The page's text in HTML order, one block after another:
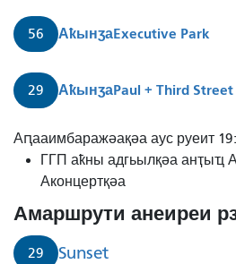
56 АҟынӡаExecutive Park
29 АҟынӡаPaul + Third Street
Аԥааимбаражәақәа аус руеит
ГГП аҟны адгьылқәа анҭыҵ
Аконцертқәа
Амаршрути анеиреи
29 Sunset